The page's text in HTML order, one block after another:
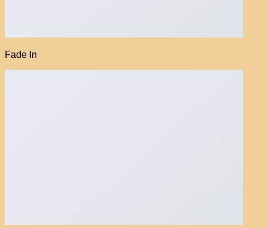
Fade In